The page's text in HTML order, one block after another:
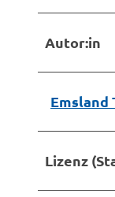
Autor:in
Emsland
Lizenz